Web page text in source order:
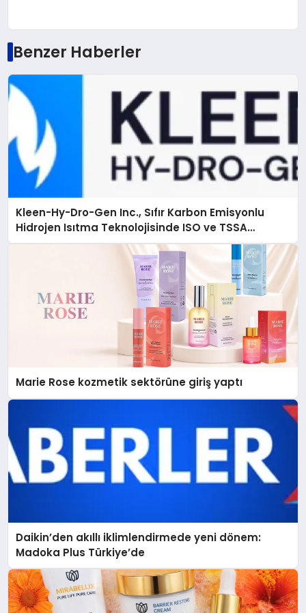
Benzer Haberler
Kleen-Hy-Dro-Gen Inc., Sıfır Karbon Emisyonlu
Hidrojen Isıtma Teknolojisinde ISO ve TSSA
Düzenleyici Onaylarını Aldı
Marie Rose kozmetik sektörüne giriş yaptı
Daikin’den akıllı iklimlendirmede yeni dönem:
Madoka Plus Türkiye’de